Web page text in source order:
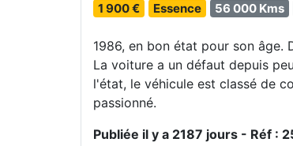
1 900 € Essence 56 000 Kms
1986, en bon état pour son âge.
La voiture a un défaut depuis
l'état, le véhicule est classé de
passionné.
Publiée il y a 2187 jours - Réf :